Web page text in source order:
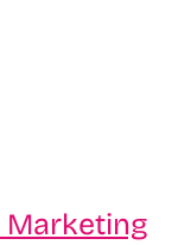
Marketing